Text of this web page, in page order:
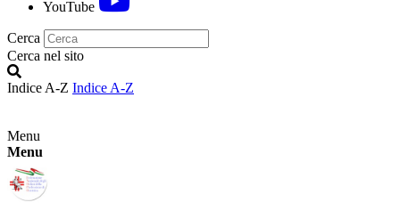
YouTube
Cerca
Cerca nel sito
Indice A-Z Indice A-Z
Menu
Menu